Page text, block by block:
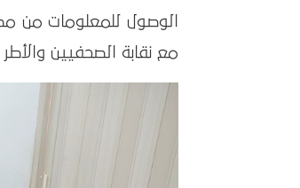
الوصول للمعلومات من
مع نقابة الصحفيين